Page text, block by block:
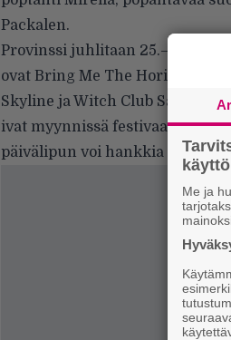
Packalen.
Provinssi juhlitaan 25.–27.
ovat Bring Me The Horizon,
Skyline ja Witch Club Satan.
ivat myynnissä festivaalin
päivälipun voi hankkia 139
Me ja